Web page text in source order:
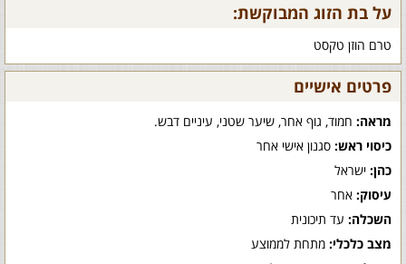
על בת הזוג המבוקשת:
טרם הוזן טקסט
פרטים אישיים
מראה: חמוד, גוף אחר, שיער שטני, עיניים דבש.
כיסוי ראש: סגנון אישי אחר
כהן: ישראל
עיסוק: אחר
השכלה: עד תיכונית
מצב כלכלי: מתחת לממוצע